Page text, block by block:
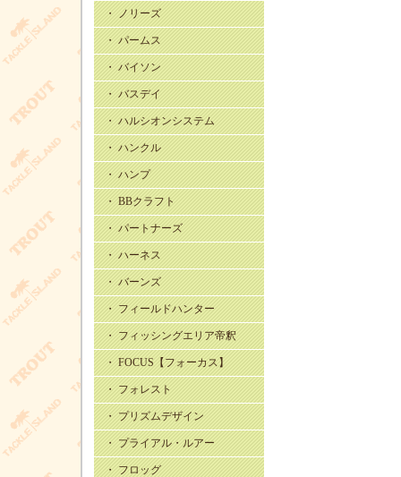
・ ノリーズ
・ パームス
・ バイソン
・ バスデイ
・ ハルシオンシステム
・ ハンクル
・ ハンプ
・ BBクラフト
・ パートナーズ
・ ハーネス
・ バーンズ
・ フィールドハンター
・ フィッシングエリア帝釈
・ FOCUS【フォーカス】
・ フォレスト
・ プリズムデザイン
・ プライアル・ルアー
・ フロッグ